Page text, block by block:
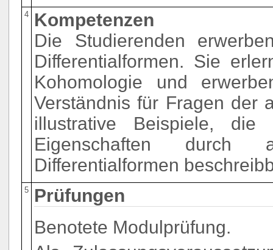
4
Kompetenzen
Die Studierenden
Differentialformen. Sie
Kohomologie und
Verständnis für Fragen der
illustrative Beispiele, die
Eigenschaften durch
Differentialformen
5
Prüfungen
Benotete Modulprüfung.